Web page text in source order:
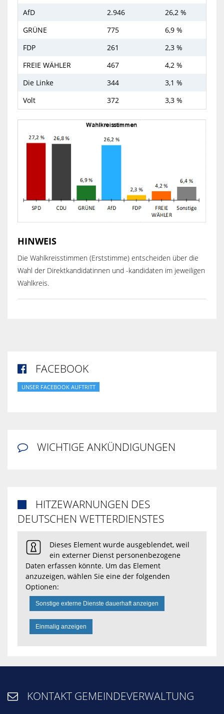
AfD 2.946
26,2 %
GRÜNE
775
6,9 %
FDP
261
2,3 %
FREIE WÄHLER
467
4,2 %
Die Linke
344
3,1 %
Volt
372 3,3 %
HINWEIS
Die Wahlkreisstimmen (Erststimme) entscheiden über die
Wahl der Direktkandidatinnen und -kandidaten im jeweiligen
Wahlkreis.
 FACEBOOK
UNSER FACEBOOK AUFTRITT
 WICHTIGE ANKÜNDIGUNGEN

HITZEWARNUNGEN DES
DEUTSCHEN WETTERDIENSTES
Dieses Element wurde ausgeblendet, weil
ein externer Dienst personenbezogene
Daten erfassen könnte. Um das Element
anzuzeigen, wählen Sie eine der folgenden
Optionen:
Sonstige externe Dienste dauerhaft anzeigen
Einmalig anzeigen
 KONTAKT GEMEINDEVERWALTUNG